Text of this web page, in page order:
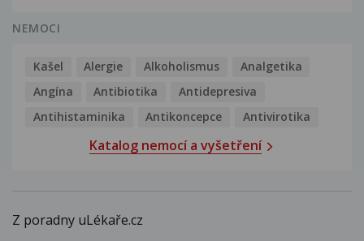
NEMOCI
Kašel Alergie Alkoholismus
Analgetika
Angína
Antibiotika
Antidepresiva
Antihistaminika
Antikoncepce Antivirotika
Katalog nemocí a vyšetření
Z poradny uLékaře.cz